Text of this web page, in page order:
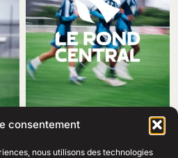
consentement
nous utilisons des technologies